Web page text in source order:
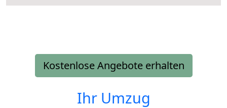
Kostenlose Angebote erhalten
Ihr Umzug